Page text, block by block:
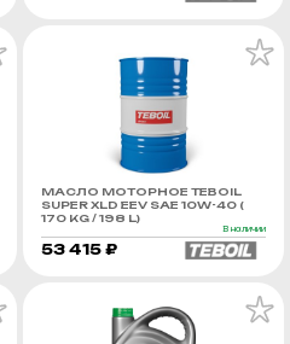
МАСЛО МОТОРНОЕ TEBOIL
SUPER XLD EEV SAE 10W-40 (
170 KG / 198 L)
В наличии
53 415 ₽